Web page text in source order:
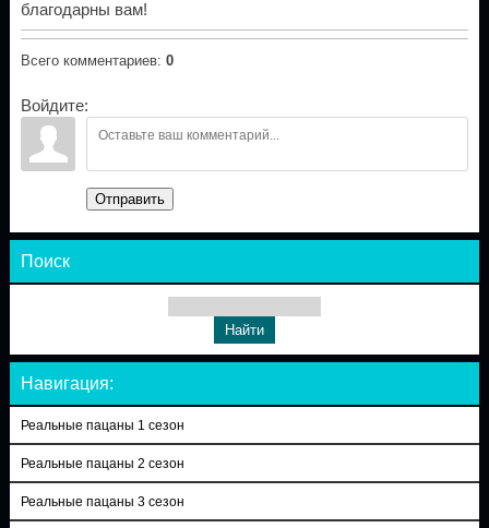
благодарны вам!
Всего комментариев: 0
Войдите:
Отправить
Поиск
Навигация:
Реальные пацаны 1 сезон
Реальные пацаны 2 сезон
Реальные пацаны 3 сезон